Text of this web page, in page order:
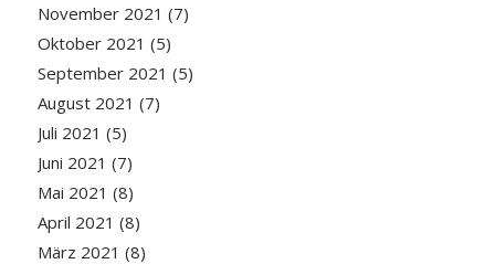
November 2021 (7)
Oktober 2021 (5)
September 2021 (5)
August 2021 (7)
Juli 2021 (5)
Juni 2021 (7)
Mai 2021 (8)
April 2021 (8)
März 2021 (8)